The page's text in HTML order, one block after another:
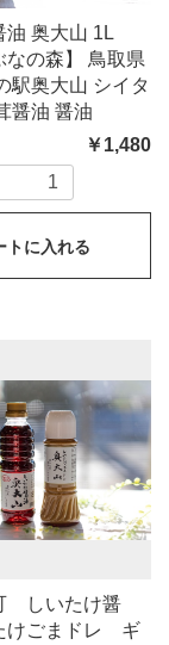
油 奥大山 1L
なの森】 鳥取県
駅奥大山 シイタ
醤油 醤油
￥1,480
トに入れる
しいたけ醤
けごまドレ ギ